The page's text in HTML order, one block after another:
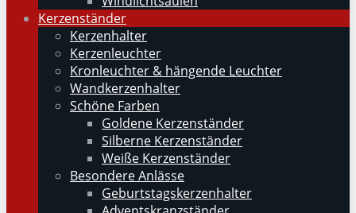
Kerzenständer
Kerzenhalter
Kerzenleuchter
Kronleuchter & hängende Leuchter
Wandkerzenhalter
Schöne Farben
Goldene Kerzenständer
Silberne Kerzenständer
Weiße Kerzenständer
Besondere Anlässe
Geburtstagskerzenhalter